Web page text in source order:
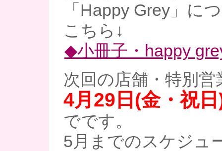
「Happy Grey」に
こちら↓
◆小冊子・happy
次回の店舗・特別営
4月29日(金・祝
でです。
5月までのスケジュ